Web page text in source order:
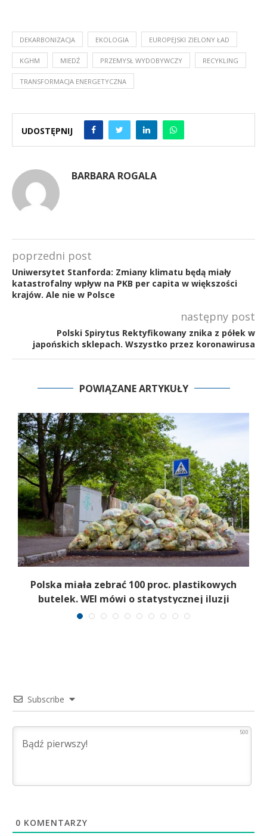
DEKARBONIZACJA EKOLOGIA EUROPEJSKI ZIELONY ŁAD
KGHM MIEDŹ PRZEMYSŁ WYDOBYWCZY RECYKLING
TRANSFORMACJA ENERGETYCZNA
UDOSTĘPNIJ
BARBARA ROGALA
poprzedni post
Uniwersytet Stanforda: Zmiany klimatu będą miały
katastrofalny wpływ na PKB per capita w większości
krajów. Ale nie w Polsce
następny post
Polski Spirytus Rektyfikowany znika z półek w
japońskich sklepach. Wszystko przez koronawirusa
POWIĄZANE ARTYKUŁY
Polska miała zebrać 100 proc. plastikowych
butelek. WEI mówi o statystycznej iluzji
Subscribe
500
0 KOMENTARZY